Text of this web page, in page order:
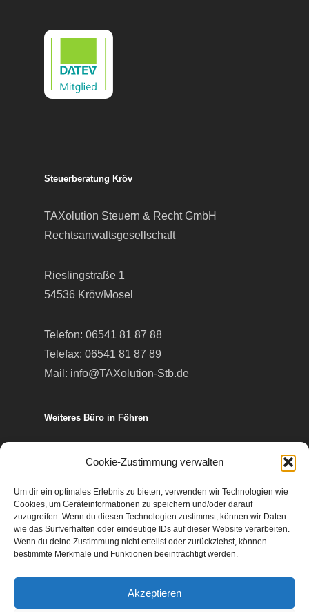
Cookie-Zustimmung verwalten
Um dir ein optimales Erlebnis zu bieten, verwenden wir Technologien wie
Cookies, um Geräteinformationen zu speichern und/oder darauf
zuzugreifen. Wenn du diesen Technologien zustimmst, können wir Daten
wie das Surfverhalten oder eindeutige IDs auf dieser Website verarbeiten.
Wenn du deine Zustimmung nicht erteilst oder zurückziehst, können
bestimmte Merkmale und Funktionen beeinträchtigt werden.
Akzeptieren
Steuerberatung Kröv
TAXolution Steuern & Recht GmbH
Rechtsanwaltsgesellschaft
Rieslingstraße 1
54536 Kröv/Mosel
Telefon: 06541 81 87 88
Telefax: 06541 81 87 89
Mail: info@TAXolution-Stb.de
Weiteres Büro in Föhren
Telefon: 06502 99 95 80
Telefax: 06502 99 95 899
Mail:info@TAXolution-Stb.de